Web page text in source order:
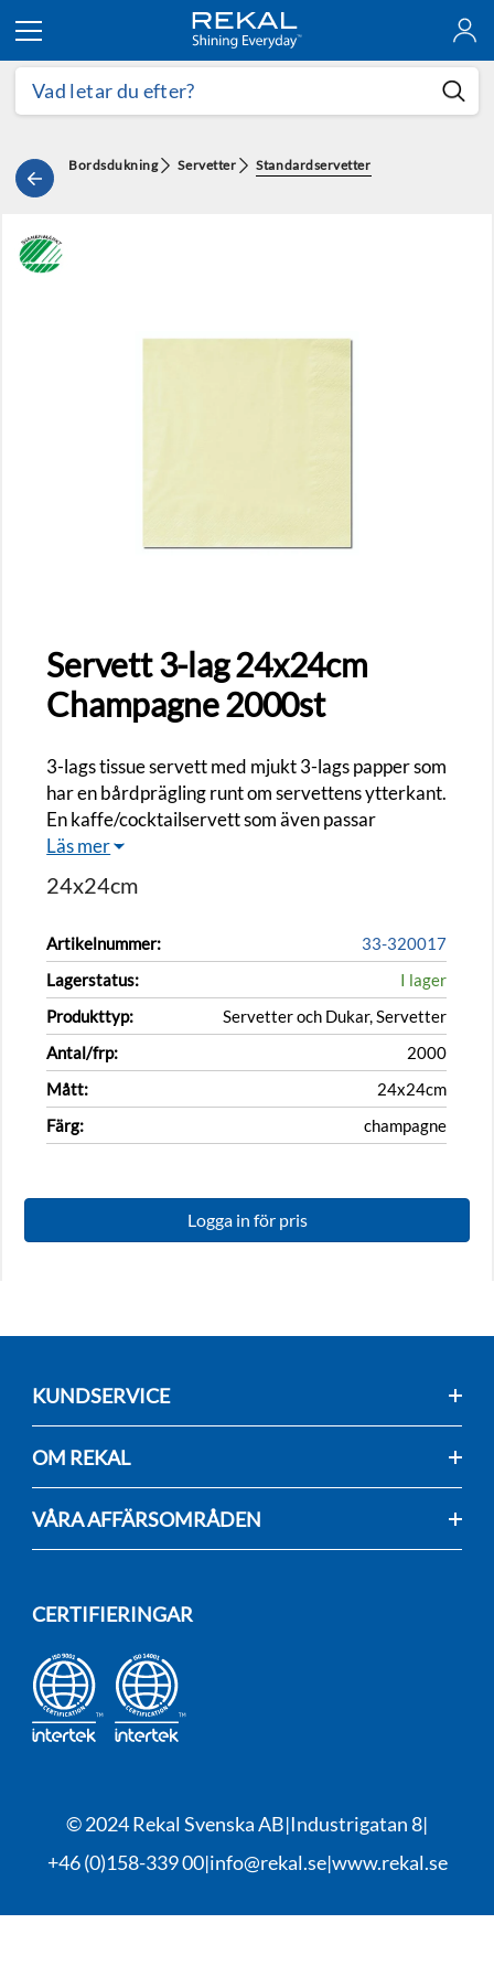
Hoppa till innehållet
Bordsdukning Servetter Standardservetter
Servett 3-lag 24x24cm
Champagne 2000st
3-lags tissue servett med mjukt 3-lags papper som
har en bårdprägling runt om servettens ytterkant.
En kaffe/cocktailservett som även passar
Läs mer
24x24cm
Artikelnummer:
33-320017
Lagerstatus:
I lager
Produkttyp:
Servetter och Dukar, Servetter
Antal/frp:
2000
Mått:
24x24cm
Färg:
champagne
Logga in för pris
KUNDSERVICE
OM REKAL
VÅRA AFFÄRSOMRÅDEN
CERTIFIERINGAR
© 2024 Rekal Svenska AB Industrigatan 8
+46 (0)158-339 00 info@rekal.se www.rekal.se